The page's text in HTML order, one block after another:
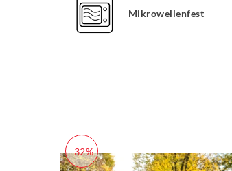
Mikrowellenfest
-32%